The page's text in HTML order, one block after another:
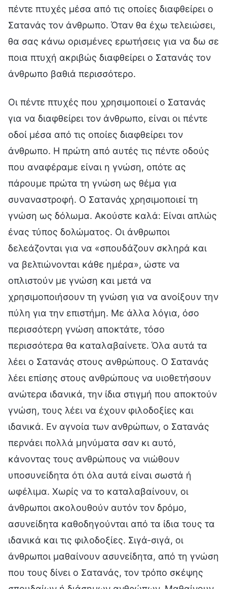
πέντε πτυχές μέσα από τις οποίες διαφθείρει ο
Σατανάς τον άνθρωπο. Όταν θα έχω τελειώσει,
θα σας κάνω ορισμένες ερωτήσεις για να δω σε
ποια πτυχή ακριβώς διαφθείρει ο Σατανάς τον
άνθρωπο βαθιά περισσότερο.
Οι πέντε πτυχές που χρησιμοποιεί ο Σατανάς
για να διαφθείρει τον άνθρωπο, είναι οι πέντε
οδοί μέσα από τις οποίες διαφθείρει τον
άνθρωπο. Η πρώτη από αυτές τις πέντε οδούς
που αναφέραμε είναι η γνώση, οπότε ας
πάρουμε πρώτα τη γνώση ως θέμα για
συναναστροφή. Ο Σατανάς χρησιμοποιεί τη
γνώση ως δόλωμα. Ακούστε καλά: Είναι απλώς
ένας τύπος δολώματος. Οι άνθρωποι
δελεάζονται για να «σπουδάζουν σκληρά και
να βελτιώνονται κάθε ημέρα», ώστε να
οπλιστούν με γνώση και μετά να
χρησιμοποιήσουν τη γνώση για να ανοίξουν την
πύλη για την επιστήμη. Με άλλα λόγια, όσο
περισσότερη γνώση αποκτάτε, τόσο
περισσότερα θα καταλαβαίνετε. Όλα αυτά τα
λέει ο Σατανάς στους ανθρώπους. Ο Σατανάς
λέει επίσης στους ανθρώπους να υιοθετήσουν
ανώτερα ιδανικά, την ίδια στιγμή που αποκτούν
γνώση, τους λέει να έχουν φιλοδοξίες και
ιδανικά. Εν αγνοία των ανθρώπων, ο Σατανάς
περνάει πολλά μηνύματα σαν κι αυτό,
κάνοντας τους ανθρώπους να νιώθουν
υποσυνείδητα ότι όλα αυτά είναι σωστά ή
ωφέλιμα. Χωρίς να το καταλαβαίνουν, οι
άνθρωποι ακολουθούν αυτόν τον δρόμο,
ασυνείδητα καθοδηγούνται από τα ίδια τους τα
ιδανικά και τις φιλοδοξίες. Σιγά-σιγά, οι
άνθρωποι μαθαίνουν ασυνείδητα, από τη γνώση
που τους δίνει ο Σατανάς, τον τρόπο σκέψης